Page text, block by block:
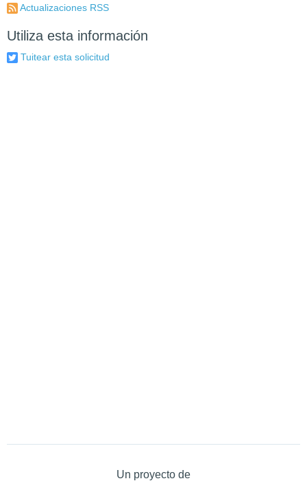
Actualizaciones RSS
Utiliza esta información
Tuitear esta solicitud
Un proyecto de